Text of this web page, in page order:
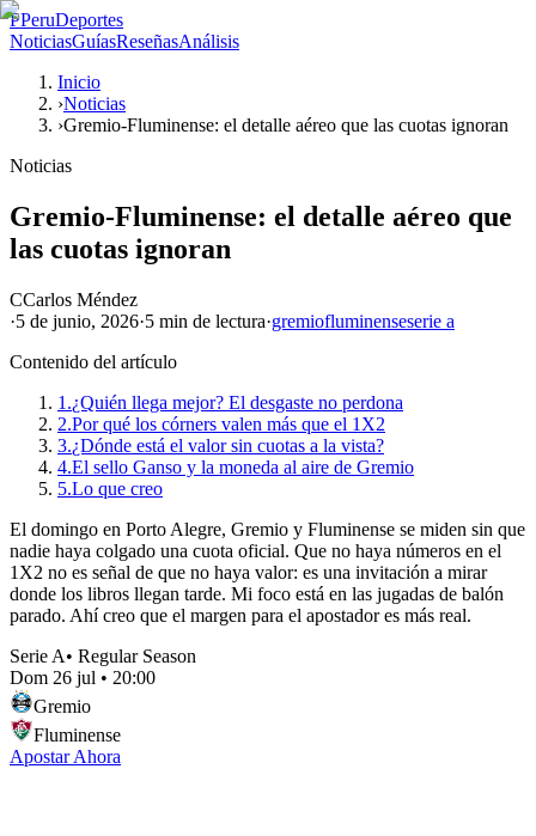
PPeruDeportes
NoticiasGuíasReseñasAnálisis
Inicio
›Noticias
›Gremio-Fluminense: el detalle aéreo que las cuotas ignoran
Noticias
Gremio-Fluminense: el detalle aéreo que
las cuotas ignoran
CCarlos Méndez
·5 de junio, 2026·5 min de lectura·gremiofluminenseserie a
Contenido del artículo
1.¿Quién llega mejor? El desgaste no perdona
2.Por qué los córners valen más que el 1X2
3.¿Dónde está el valor sin cuotas a la vista?
4.El sello Ganso y la moneda al aire de Gremio
5.Lo que creo
El domingo en Porto Alegre, Gremio y Fluminense se miden sin que
nadie haya colgado una cuota oficial. Que no haya números en el
1X2 no es señal de que no haya valor: es una invitación a mirar
donde los libros llegan tarde. Mi foco está en las jugadas de balón
parado. Ahí creo que el margen para el apostador es más real.
Serie A• Regular Season
Dom 26 jul • 20:00
Gremio
Fluminense
Apostar Ahora